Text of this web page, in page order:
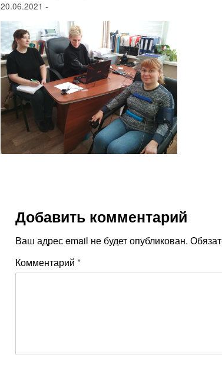
20.06.2021 -
Добавить комментарий
Ваш адрес email не будет опубликован.
Комментарий *